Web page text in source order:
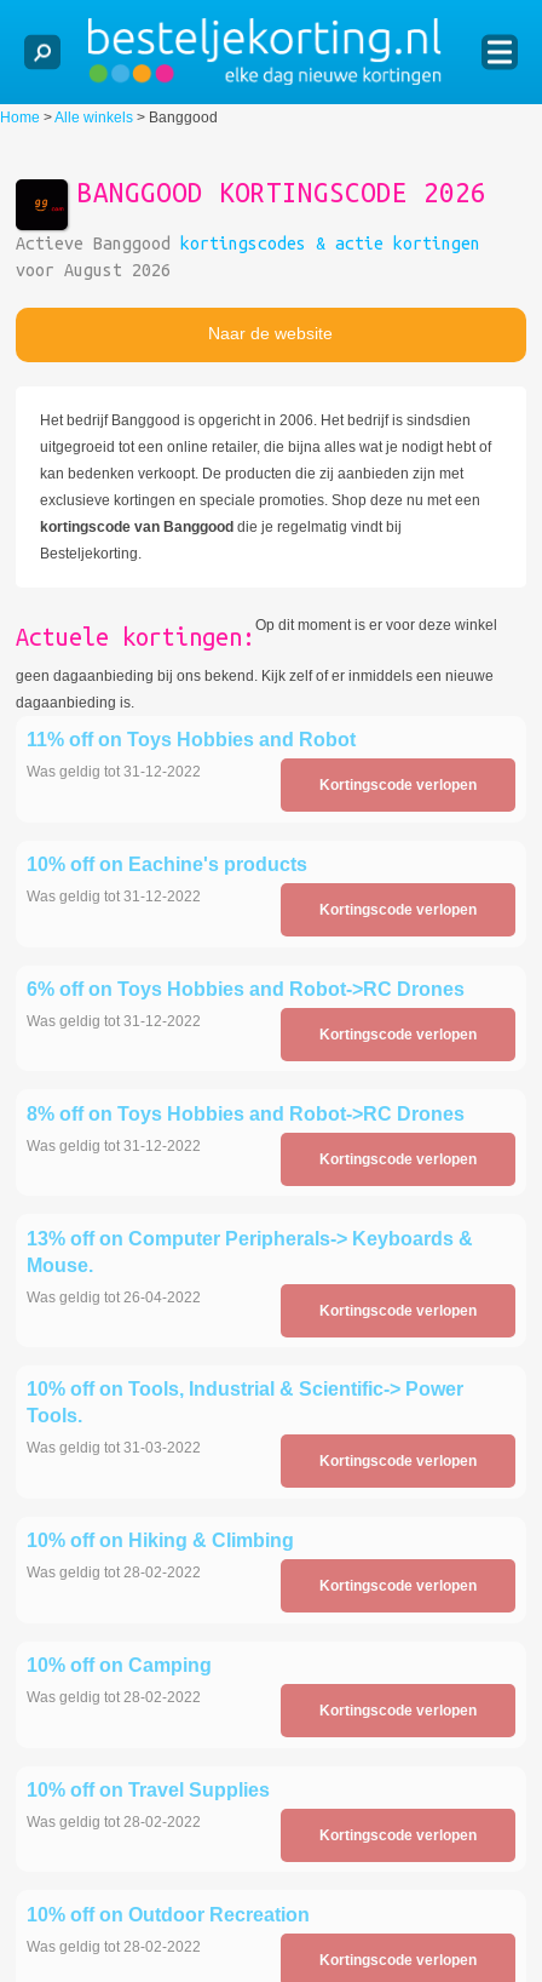
Home >Alle winkels > Banggood
BANGGOOD KORTINGSCODE 2026
Actieve Banggood kortingscodes & actie kortingen
voor August 2026
Naar de website
Het bedrijf Banggood is opgericht in 2006. Het bedrijf is sindsdien
uitgegroeid tot een online retailer, die bijna alles wat je nodigt hebt of
kan bedenken verkoopt. De producten die zij aanbieden zijn met
exclusieve kortingen en speciale promoties. Shop deze nu met een
kortingscode van Banggood die je regelmatig vindt bij
Besteljekorting.
Actuele kortingen: Op dit moment is er voor deze winkel
geen dagaanbieding bij ons bekend. Kijk zelf of er inmiddels een nieuwe
dagaanbieding is.
11% off on Toys Hobbies and Robot
Kortingscode verlopen
Was geldig tot 31-12-2022
10% off on Eachine's products
Kortingscode verlopen
Was geldig tot 31-12-2022
6% off on Toys Hobbies and Robot->RC Drones
Kortingscode verlopen
Was geldig tot 31-12-2022
8% off on Toys Hobbies and Robot->RC Drones
Kortingscode verlopen
Was geldig tot 31-12-2022
13% off on Computer Peripherals-> Keyboards &
Mouse.
Kortingscode verlopen
Was geldig tot 26-04-2022
10% off on Tools, Industrial & Scientific-> Power
Tools.
Kortingscode verlopen
Was geldig tot 31-03-2022
10% off on Hiking & Climbing
Kortingscode verlopen
Was geldig tot 28-02-2022
10% off on Camping
Kortingscode verlopen
Was geldig tot 28-02-2022
10% off on Travel Supplies
Kortingscode verlopen
Was geldig tot 28-02-2022
10% off on Outdoor Recreation
Kortingscode verlopen
Was geldig tot 28-02-2022